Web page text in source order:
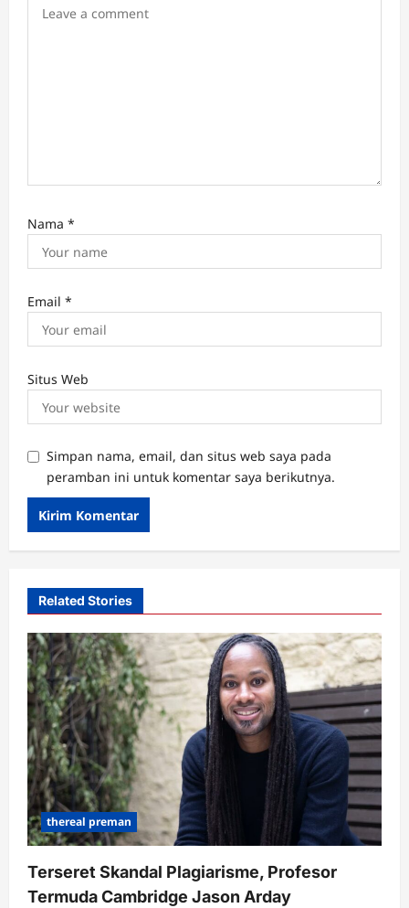
Nama *
Email *
Situs Web
Simpan nama, email, dan situs web saya pada
peramban ini untuk komentar saya berikutnya.
Related Stories
thereal preman
Terseret Skandal Plagiarisme, Profesor
Termuda Cambridge Jason Arday